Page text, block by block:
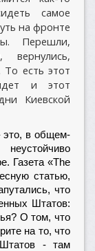
самое
на фронте
Перешли,
То есть этот
и этот
Киевской
это, в общем-
Газета «The
статью,
что
Штатов:
О том, что
на то, что
- там